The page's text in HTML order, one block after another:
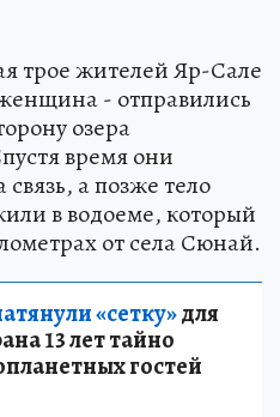
трое жителей Яр-Сале
- отправились
озера
время они
а позже тело
в водоеме, который
от села Сюнай.
«сетку»для
13 лет тайно
гостей